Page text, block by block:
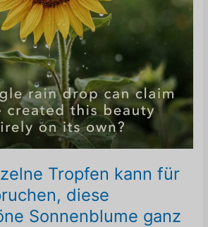
Tropfen kann für
diese
Sonnenblume ganz